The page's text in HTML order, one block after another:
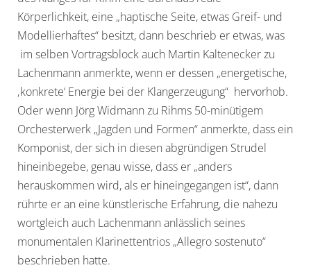
Körperlichkeit, eine „haptische Seite, etwas Greif- und
Modellierhaftes“ besitzt, dann beschrieb er etwas, was
im selben Vortragsblock auch Martin Kaltenecker zu
Lachenmann anmerkte, wenn er dessen „energetische,
‚konkrete‘ Energie bei der Klangerzeugung“ hervorhob.
Oder wenn Jörg Widmann zu Rihms 50-minütigem
Orchesterwerk „Jagden und Formen“ anmerkte, dass ein
Komponist, der sich in diesen abgründigen Strudel
hineinbegebe, genau wisse, dass er „anders
herauskommen wird, als er hineingegangen ist“, dann
rührte er an eine künstlerische Erfahrung, die nahezu
wortgleich auch Lachenmann anlässlich seines
monumentalen Klarinettentrios „Allegro sostenuto“
beschrieben hatte.